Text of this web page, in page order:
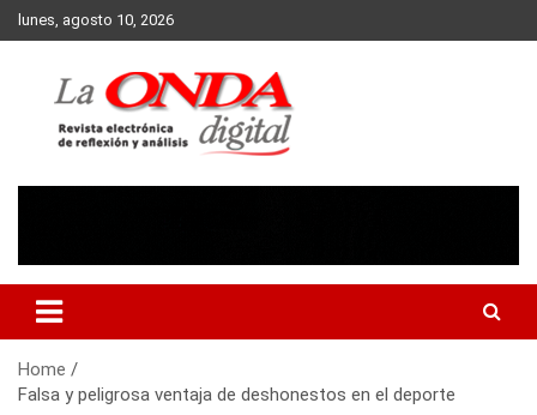
Skip
to
lunes, agosto 10, 2026
Home
Falsa y peligrosa ventaja de deshonestos en el deporte